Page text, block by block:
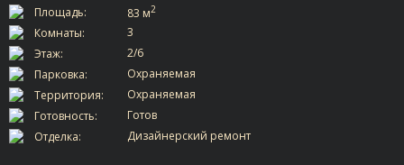
Площадь:
83 м2
Комнаты:
3
Этаж:
2/6
Парковка:
Охраняемая
Территория:
Охраняемая
Готовность:
Готов
Отделка:
Дизайнерский ремонт